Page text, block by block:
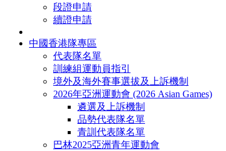
段證申請
續證申請
中國香港隊專區
代表隊名單
訓練組運動員指引
境外及海外賽事選拔及上訴機制
2026年亞洲運動會 (2026 Asian Games)
遴選及上訴機制
品勢代表隊名單
青訓代表隊名單
巴林2025亞洲青年運動會